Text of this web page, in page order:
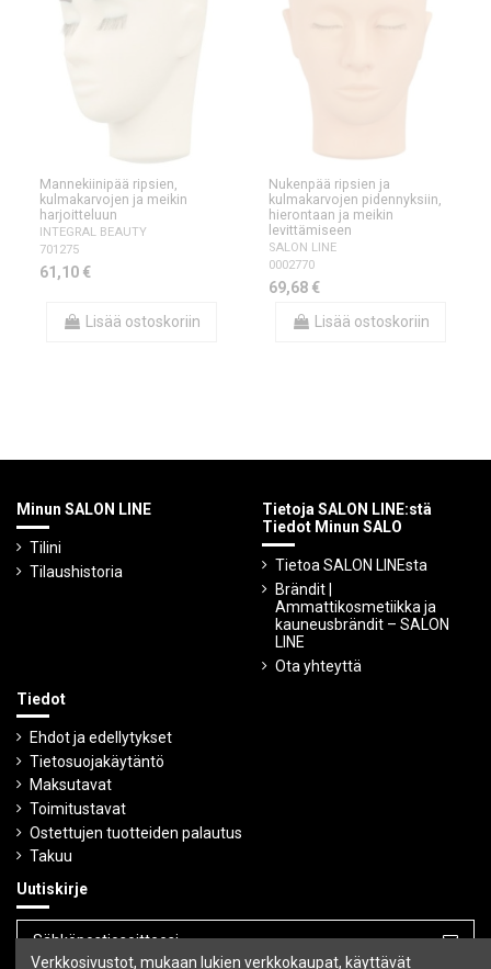
Mannekiinipää ripsien,
kulmakarvojen ja meikin
harjoitteluun
INTEGRAL BEAUTY
701275
61,10 €
Lisää ostoskoriin
Nukenpää ripsien ja
kulmakarvojen pidennyksiin,
hierontaan ja meikin
levittämiseen
SALON LINE
0002770
69,68 €
Lisää ostoskoriin
Minun SALON LINE
Tilini
Tilaushistoria
Tietoja SALON LINE:stä
Tiedot Minun SALO
Tietoa SALON LINEsta
Brändit |
Ammattikosmetiikka ja
kauneusbrändit – SALON
LINE
Ota yhteyttä
Tiedot
Ehdot ja edellytykset
Tietosuojakäytäntö
Maksutavat
Toimitustavat
Ostettujen tuotteiden palautus
Takuu
Uutiskirje
Verkkosivustot, mukaan lukien verkkokaupat, käyttävät